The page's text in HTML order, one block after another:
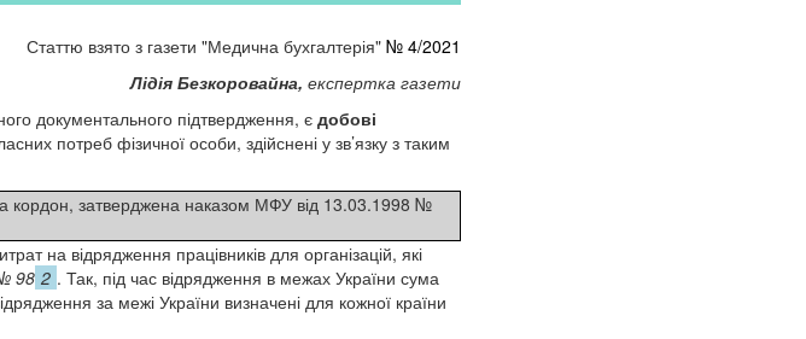
Статтю взято з газети "Медична бухгалтерія" № 4/2021
Лідія Безкоровайна, експертка газети
документального підтвердження, є добові
потреб фізичної особи, здійснені у зв’язку з таким
кордон, затверджена наказом МФУ від 13.03.1998 №
на відрядження працівників для організацій, які
98 2 . Так, під час відрядження в межах України сума
за межі України визначені для кожної країни